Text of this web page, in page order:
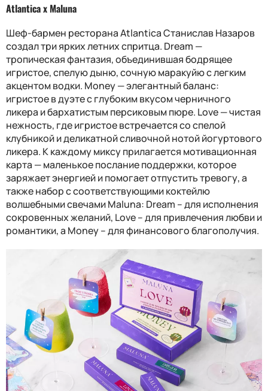
Atlanticaх Maluna
Шеф-бармен ресторанаAtlanticaСтанислав Назаров
создал три ярких летних спритца. Dream —
тропическая фантазия, объединившая бодрящее
игристое, спелую дыню, сочную маракуйю с легким
акцентом водки. Money— элегантный баланс:
игристое в дуэте с глубоким вкусом черничного
ликера и бархатистым персиковым пюре. Love — чистая
нежность, где игристое встречается со спелой
клубникой и деликатной сливочной нотой йогуртового
ликера. К каждому миксу прилагается мотивационная
карта — маленькое послание поддержки, которое
заряжает энергией и помогает отпустить тревогу, а
также набор с соответствующими коктейлю
волшебными свечами Maluna: Dream – для исполнения
сокровенных желаний, Love – для привлечения любви и
романтики, а Money– для финансового благополучия.